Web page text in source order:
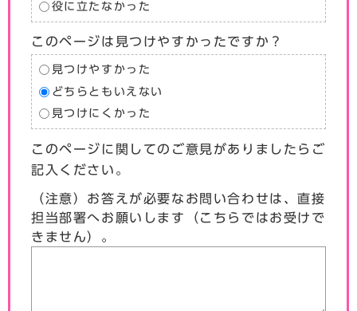
役に立たなかった
このページは見つけやすかったですか？
見つけやすかった
どちらともいえない
見つけにくかった
このページに関してのご意見がありましたらご
記入ください。
（注意）お答えが必要なお問い合わせは、直接
担当部署へお願いします（こちらではお受けで
きません）。